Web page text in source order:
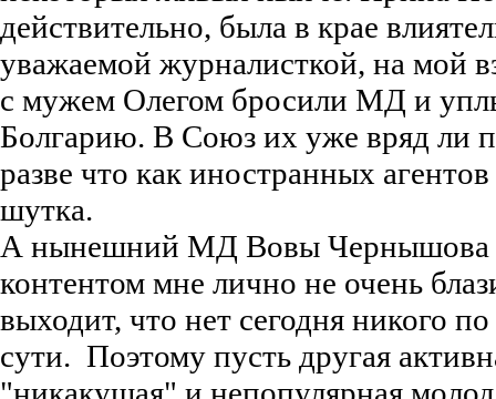
действительно, была в крае
уважаемой журналисткой, на мой
с мужем Олегом бросили МД и
Болгарию. В Союз их уже вряд ли
разве что как иностранных
шутка.
А нынешний МД Вовы Чернышова
контентом мне лично не очень
выходит, что нет сегодня никого по
сути. Поэтому пусть другая